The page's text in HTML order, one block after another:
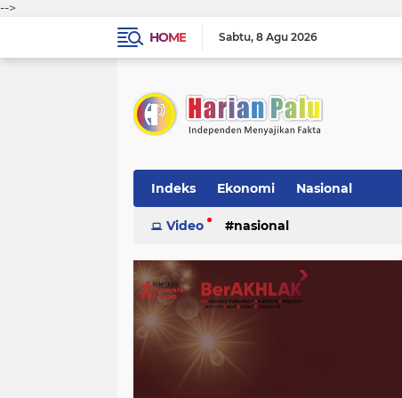
-->
HOME
Sabtu 8 Agu 2026
Indeks Ekonomi Nasional
Video nasional